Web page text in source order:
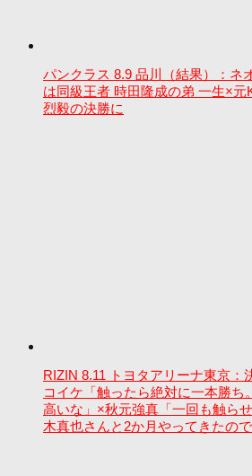
パンクラス 8.9 品川（結果）：ネ
は同級王者 時田隆成の弟 一生×元
烈毅の決勝に
RIZIN 8.11 トヨタアリーナ東京：
コイケ「触ったら絶対に一本勝ち
高いな」×秋元強真「一回も触ら
木真也さんと2か月やってきたので